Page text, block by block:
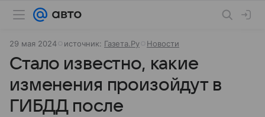
29 мая 2024 источник: Газета.Ру Новости
Стало известно, какие
изменения произойдут в
ГИБДД после